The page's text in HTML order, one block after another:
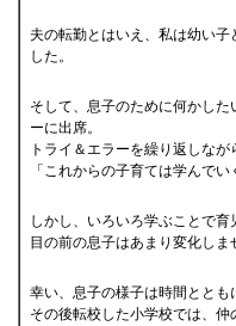
夫の転勤とはいえ、私は幼い
した。
そして、息子のために何かし
ーに出席。
トライ＆エラーを繰り返しなが
「これからの子育ては学んで
しかし、いろいろ学ぶことで
目の前の息子はあまり変化しま
幸い、息子の様子は時間ととも
その後転校した小学校では、